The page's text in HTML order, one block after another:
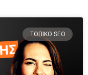
ΤΟΠΙΚΌ SEO